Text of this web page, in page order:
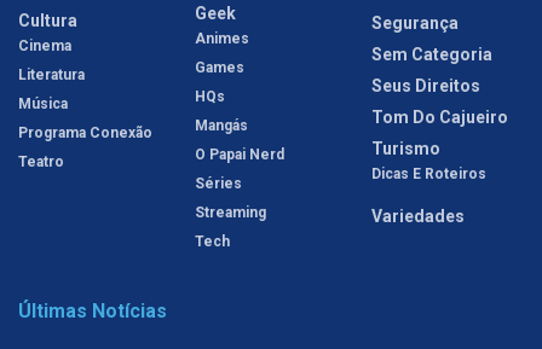
Cultura
Cinema
Literatura
Música
Programa Conexão
Teatro
Geek
Animes
Games
HQs
Mangás
O Papai Nerd
Séries
Streaming
Tech
Segurança
Sem Categoria
Seus Direitos
Tom Do Cajueiro
Turismo
Dicas E Roteiros
Variedades
Últimas Notícias